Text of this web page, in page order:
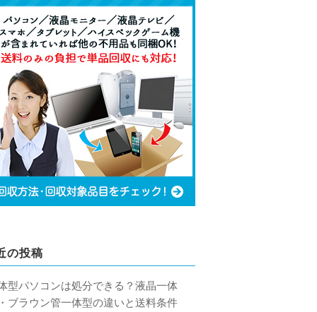
の投稿
型パソコンは処分できる？液晶一体
ブラウン管一体型の違いと送料条件